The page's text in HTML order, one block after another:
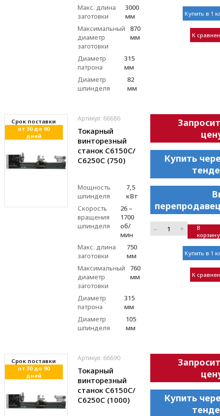
Макс. длина
заготовки
3000
мм
Максимальный
диаметр
заготовки
870
мм
Диаметр
патрона
315
мм
Диаметр
шпинделя
82
мм
Купить в 1
К
Cрок поставки
от 30 до 90
дней
Артикул: 66686
Токарный
винторезный
станок С6150C/
С6250C (750)
Мощность
шпинделя
7,5
кВт
Скорость
вращения
шпинделя
26 –
1700
об/
мин
Макс. длина
заготовки
750
мм
Максимальный
диаметр
заготовки
760
мм
Диаметр
патрона
315
мм
Диаметр
шпинделя
105
мм
Купить
– +
В
корзину
Купить в 1
К
Cрок поставки
от 30 до 90
дней
Артикул: 66690
Токарный
винторезный
станок С6150C/
С6250C (1000)
Купить